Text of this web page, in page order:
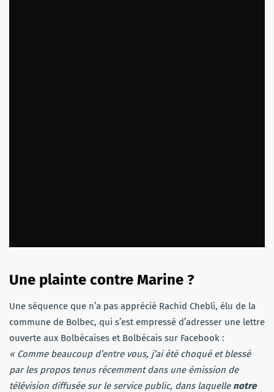
Une plainte contre Marine ?
Une séquence que n’a pas apprécié Rachid Chebli, élu de la
commune de Bolbec, qui s’est empressé d’adresser une lettre
ouverte aux Bolbécaises et Bolbécais sur Facebook :
« Comme beaucoup d’entre vous, j’ai été choqué et blessé
par les propos tenus récemment dans une émission de
télévision diffusée sur le service public, dans laquelle notre